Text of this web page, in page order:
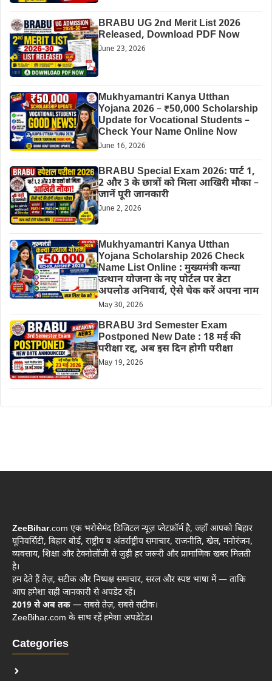
BRABU UG 2nd Merit List 2026
Released, Download PDF Now
June 23, 2026
Mukhyamantri Kanya Utthan
Yojana 2026 – ₹50,000 Scholarship
Update for Vocational Students –
Check Your Name Online Now
June 16, 2026
BRABU Special Exam 2026: पार्ट 1,
2 और 3 के छात्रों को मिला आखिरी मौका –
जानें पूरी जानकारी
June 2, 2026
Mukhyamantri Kanya Utthan
Yojana Scholarship 2026 Check
Name List Online : मुख्यमंत्री कन्या
उत्थान योजना के नए पोर्टल पर डेटा
अपलोड अनिवार्य, ऐसे चेक करें अपना नाम
May 30, 2026
BRABU 3rd Semester Exam
Postponed New Date : 18 मई की
परीक्षा रद्द, अब इस दिन होगी परीक्षा
May 19, 2026
ZeeBihar.com एक भरोसेमंद डिजिटल न्यूज़ प्लेटफ़ॉर्म है, जहाँ आपको बिहार
यूनिवर्सिटी, बिहार बोर्ड, राष्ट्रीय व अंतर्राष्ट्रीय समाचार, राजनीति, खेल, मनोरंजन,
व्यवसाय, शिक्षा और टेक्नोलॉजी से जुड़ी हर जरूरी और प्रामाणिक खबर मिलती
है।
हम देते हैं तेज़, सटीक और निष्पक्ष समाचार, सरल और स्पष्ट भाषा में — ताकि
आप हमेशा सही जानकारी से अपडेट रहें।
2019 से अब तक — सबसे तेज़, सबसे सटीक।
ZeeBihar.com के साथ रहें हमेशा अपडेटेड।
Categories